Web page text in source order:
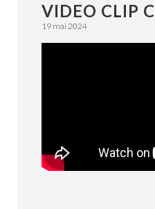
VIDEO CLIP
19 mai 2024